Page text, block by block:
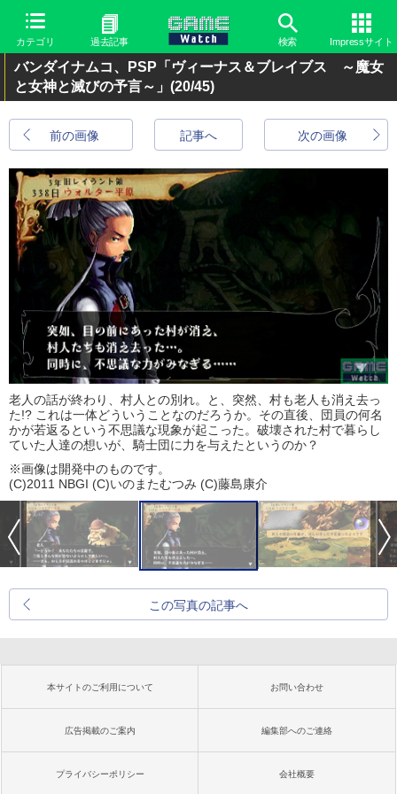
カテゴリ 過去記事 検索 Impressサイト
バンダイナムコ、PSP「ヴィーナス＆ブレイブス ～魔女
と女神と滅びの予言～」 (20/45)
前の画像 次の画像
記事へ
老人の話が終わり、村人との別れ。と、突然、村も老人も消え去っ
た!? これは一体どういうことなのだろうか。その直後、団員の何名
かが若返るという不思議な現象が起こった。破壊された村で暮らし
ていた人達の想いが、騎士団に力を与えたというのか？
※画像は開発中のものです。
(C)2011 NBGI (C)いのまたむつみ (C)藤島康介
この写真の記事へ
本サイトのご利用について お問い合わせ
広告掲載のご案内 編集部へのご連絡
プライバシーポリシー 会社概要